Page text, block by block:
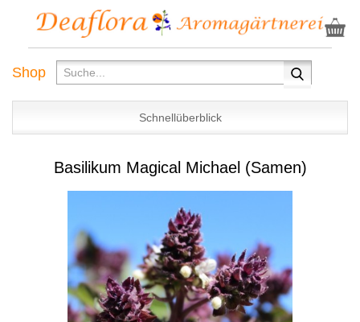
Shop
Schnellüberblick
Basilikum Magical Michael (Samen)